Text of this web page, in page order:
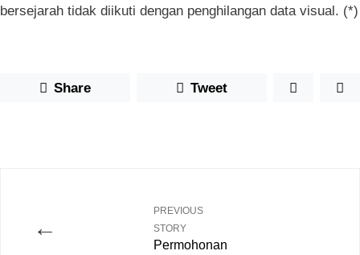
bersejarah tidak diikuti dengan penghilangan data visual. (*)
Share Tweet
←
PREVIOUS
STORY
Permohonan